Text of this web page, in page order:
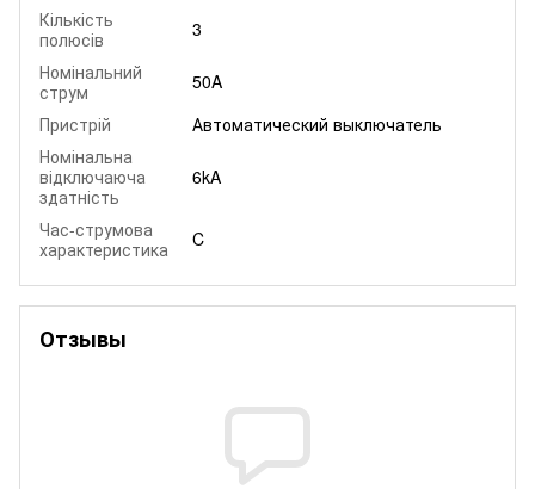
Кількість
полюсів
3
Номінальний
струм
50A
Пристрій
Автоматический выключатель
Номінальна
відключаюча
здатність
6kA
Час-струмова
характеристика
C
Отзывы